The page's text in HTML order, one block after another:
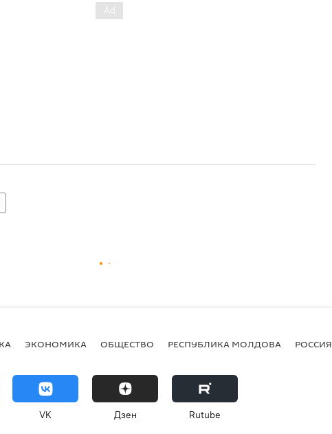
ЭКОНОМИКА ОБЩЕСТВО РЕСПУБЛИКА МОЛДОВА РОССИЯ
VK Дзен Rutube